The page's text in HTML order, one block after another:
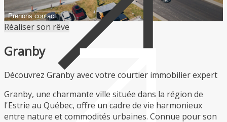
Prenons contact
Réaliser son rêve
Granby
Découvrez Granby avec votre courtier immobilier expert
Granby, une charmante ville située dans la région de
l'Estrie au Québec, offre un cadre de vie harmonieux
entre nature et commodités urbaines. Connue pour son